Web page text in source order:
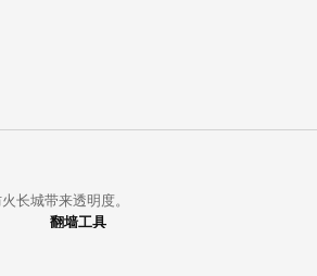
长城带来透明度。
翻墙工具